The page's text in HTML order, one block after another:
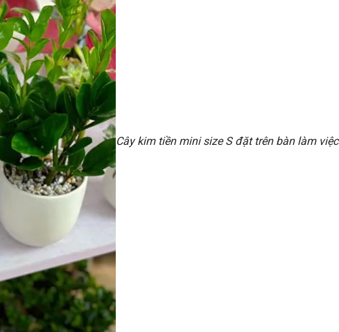
Cây kim tiền mini size S đặt trên bàn làm việc